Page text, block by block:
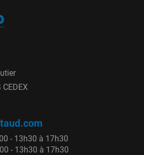
CEDEX
- 13h30 à 17h30
- 13h30 à 17h30